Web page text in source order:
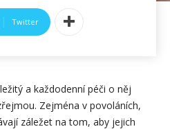
Twitter
a každodenní péči o něj
Zejména v povoláních,
záležet na tom, aby jejich